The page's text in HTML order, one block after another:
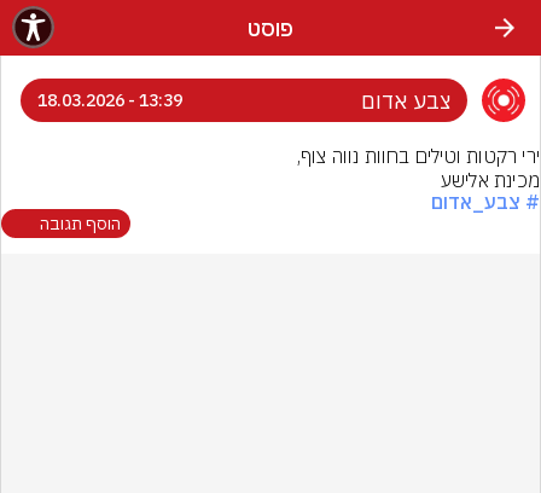
פוסט
צבע אדום 13:39 - 18.03.2026
מכינת אלישע
# צבע_אדום
הוסף תגובה